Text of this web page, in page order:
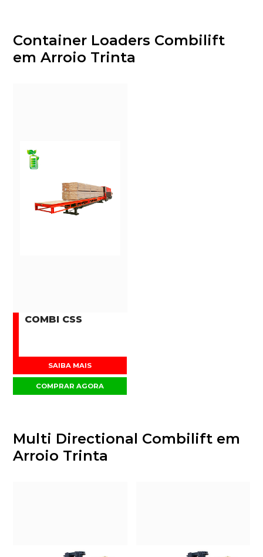
Container Loaders Combilift
em Arroio Trinta
COMBI CSS
SAIBA MAIS
COMPRAR AGORA
Multi Directional Combilift em
Arroio Trinta